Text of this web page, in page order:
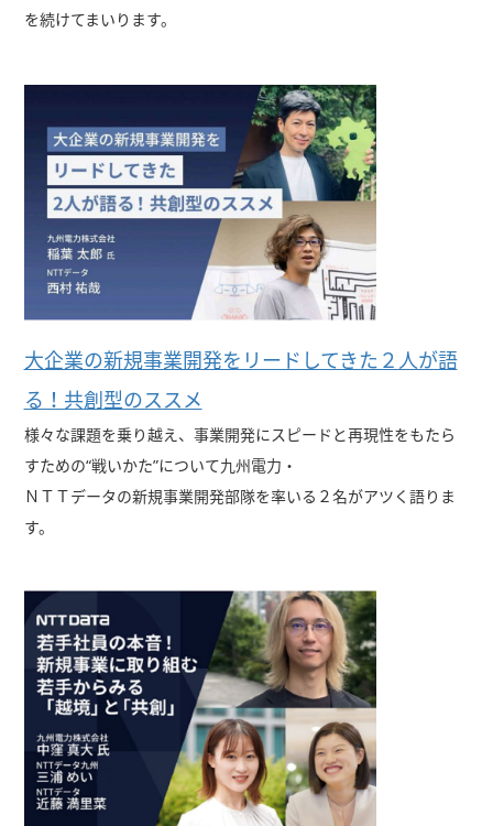
を続けてまいります。
大企業の新規事業開発をリードしてきた２人が語
る！共創型のススメ
様々な課題を乗り越え、事業開発にスピードと再現性をもたら
すための“戦いかた”について九州電力・
ＮＴＴデータの新規事業開発部隊を率いる２名がアツく語りま
す。